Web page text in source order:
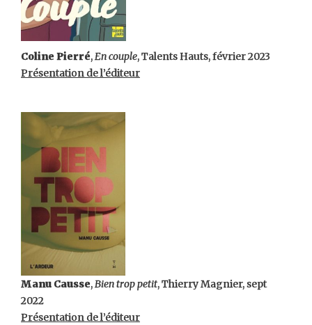
Coline Pierré,En couple, Talents Hauts, février 2023
Présentation de l’éditeur
Manu Causse,Bien trop petit, Thierry Magnier, sept
2022
Présentation de l’éditeur